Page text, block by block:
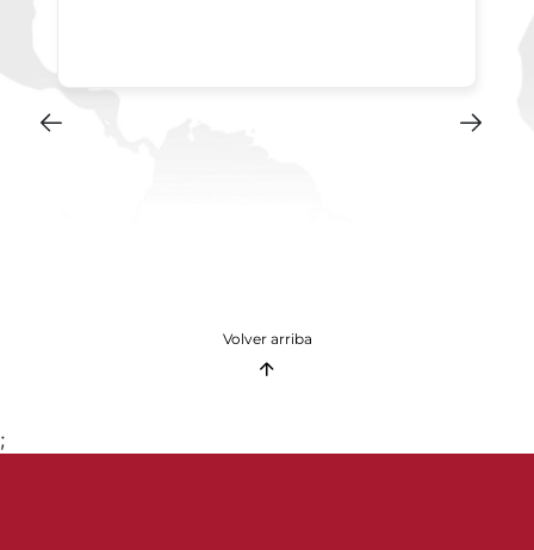
Volver arriba
;